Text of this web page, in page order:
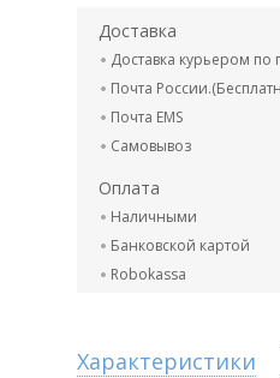
Доставка
Доставка курьером по
Почта
Почта EMS
Самовывоз
Оплата
Наличными
Банковской картой
Robokassa
Характеристики